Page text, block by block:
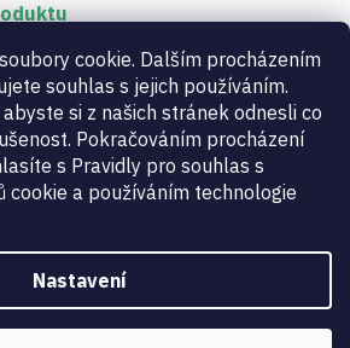
cookie. Dalším procházením
souhlas s jejich používáním.
si z našich stránek odnesli co
Pokračováním procházení
s Pravidly pro souhlas s
cookie a používáním technologie
Nastavení
pro elektrické vesty Allstar ,
parametry
,šavle
1